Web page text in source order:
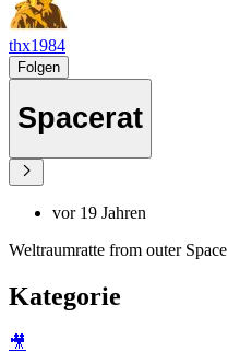
thx1984
Folgen
Spacerat
vor 19 Jahren
Weltraumratte from outer Space
Kategorie
🎥